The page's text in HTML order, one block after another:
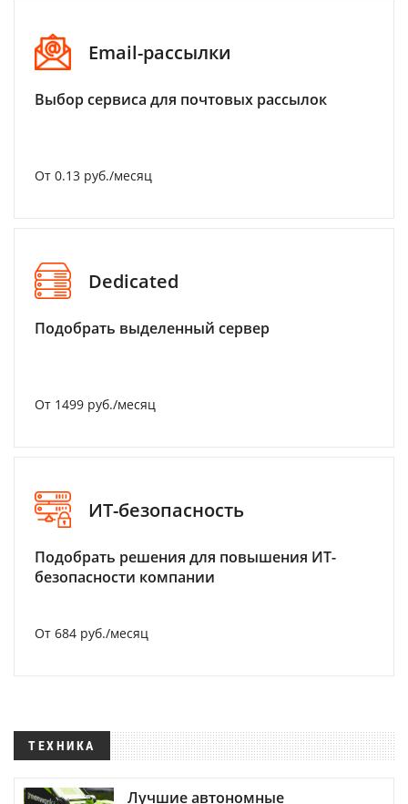
Email-рассылки
Выбор сервиса для почтовых рассылок
От 0.13 руб./месяц
Dedicated
Подобрать выделенный сервер
От 1499 руб./месяц
ИТ-безопасность
Подобрать решения для повышения ИТ-
безопасности компании
От 684 руб./месяц
ТЕХНИКА
Лучшие автономные